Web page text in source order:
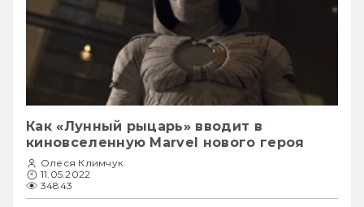
Как «Лунный рыцарь» вводит в
киновселенную Marvel нового героя
Олеся Климчук
11.05.2022
34843